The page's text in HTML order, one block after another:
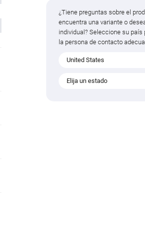
¿Tiene preguntas sobre el
encuentra una variante o
individual? Seleccione su país
la persona de contacto
United States
Elija un estado